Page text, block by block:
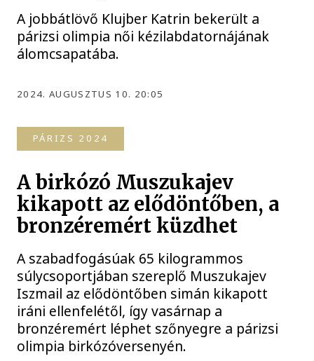
A jobbátlövő Klujber Katrin bekerült a
párizsi olimpia női kézilabdatornájának
álomcsapatába.
2024. AUGUSZTUS 10. 20:05
PÁRIZS 2024
A birkózó Muszukajev
kikapott az elődöntőben, a
bronzéremért küzdhet
A szabadfogásúak 65 kilogrammos
súlycsoportjában szereplő Muszukajev
Iszmail az elődöntőben simán kikapott
iráni ellenfelétől, így vasárnap a
bronzéremért léphet szőnyegre a párizsi
olimpia birkózóversenyén.